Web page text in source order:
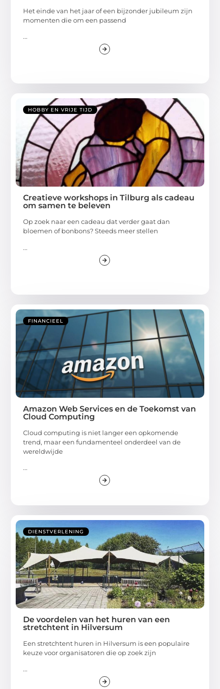
Het einde van het jaar of een bijzonder jubileum zijn
momenten die om een passend
...
HOBBY EN VRIJE TIJD
Creatieve workshops in Tilburg als cadeau
om samen te beleven
Op zoek naar een cadeau dat verder gaat dan
bloemen of bonbons? Steeds meer stellen
...
FINANCIEEL
Amazon Web Services en de Toekomst van
Cloud Computing
Cloud computing is niet langer een opkomende
trend, maar een fundamenteel onderdeel van de
wereldwijde
...
DIENSTVERLENING
De voordelen van het huren van een
stretchtent in Hilversum
Een stretchtent huren in Hilversum is een populaire
keuze voor organisatoren die op zoek zijn
...